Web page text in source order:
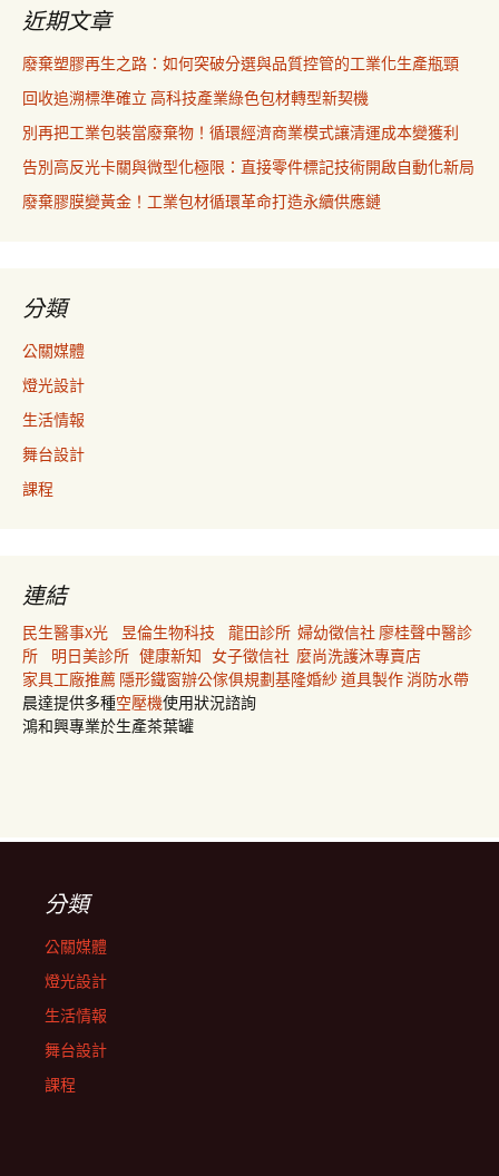
近期文章
廢棄塑膠再生之路：如何突破分選與品質控管的工業化生產瓶頸
回收追溯標準確立 高科技產業綠色包材轉型新契機
別再把工業包裝當廢棄物！循環經濟商業模式讓清運成本變獲利
告別高反光卡關與微型化極限：直接零件標記技術開啟自動化新局
廢棄膠膜變黃金！工業包材循環革命打造永續供應鏈
分類
公關媒體
燈光設計
生活情報
舞台設計
課程
連結
民生醫事X光 昱倫生物科技 龍田診所 婦幼徵信社 廖桂聲中醫診
所
明日美診所 健康新知 女子徵信社 麼尚洗護沐專賣店
家具工廠推薦 隱形鐵窗辦公傢俱規劃基隆婚紗道具製作消防水帶
晨達提供多種空壓機使用狀況諮詢
鴻和興專業於生產茶葉罐
分類
公關媒體
燈光設計
生活情報
舞台設計
課程